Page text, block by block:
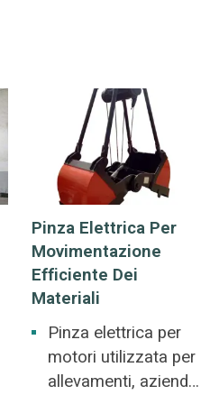
vecchie batterie.
Materiali sfusi
irregolari come
rottami di acciaio,
ghisa, pietre.
Pinza Elettrica Per
Movimentazione
Efficiente Dei
Materiali
Pinza elettrica per
motori utilizzata per
allevamenti, aziende